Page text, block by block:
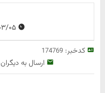
۱۴۰۵/۰۳/۰۵ ۱۴:۰۴:۰۲
کدخبر:174769
ارسال به دیگران